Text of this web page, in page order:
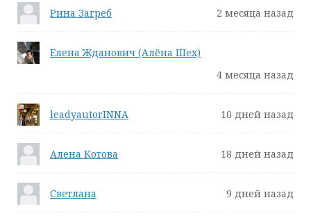
Рина Загреб 2 месяца назад
Елена Жданович (Алёна Шех)
4 месяца назад
leadyautorINNA 10 дней назад
Алена Котова 18 дней назад
Светлана 9 дней назад